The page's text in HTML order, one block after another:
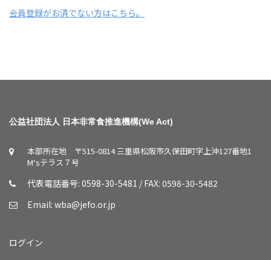
会員登録がお済でない方はこちら。
公益社団法人 日本非常食推進機構(We Act)
本部所在地 〒515-0814 三重県松阪市久保田町字上沖127番地1
M‘sテラス７号
代表電話番号: 0598-30-5481 / FAX: 0598-30-5482
Email: wba@jefo.or.jp
ログイン